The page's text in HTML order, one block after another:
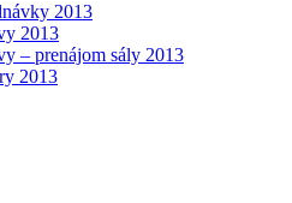
2013
2013
– prenájom sály 2013
2013